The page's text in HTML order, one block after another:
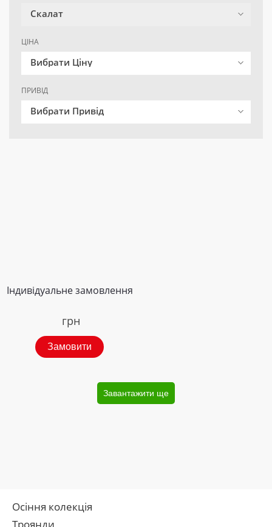
Скалат
ЦІНА
Вибрати Ціну
ПРИВІД
Вибрати Привід
Індивідуальне замовлення
грн
Замовити
Завантажити ще
Осіння колекція